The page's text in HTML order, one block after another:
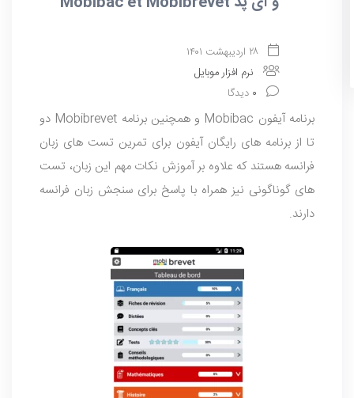
۲۸ اردیبهشت ۱۴۰۱
نرم افزار موبایل
۰ دیدگا
برنامه آیفون Mobibac و همچنین برنامه Mobibrevet دو
تا از برنامه های رایگان آیفون برای تمرین تست های زبان
فرانسه هستند که علاوه بر آموزش نکات مهم این زبان، تست
های گوناگونی نیز همراه با پاسخ برای سنجش زبان فرانسه
دارند.